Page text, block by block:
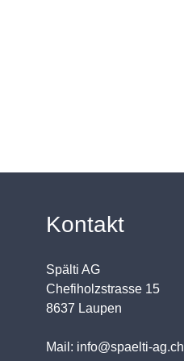
Kontakt
Spälti AG
Chefiholzstrasse 15
8637 Laupen
Mail: info@spaelti-ag.ch